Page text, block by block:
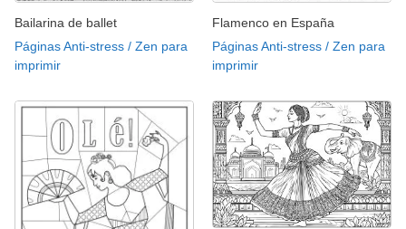
Bailarina de ballet
Páginas Anti-stress / Zen para
imprimir
Flamenco en España
Páginas Anti-stress / Zen para
imprimir